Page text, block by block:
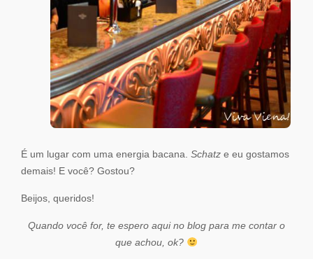
É um lugar com uma energia bacana. Schatz e eu gostamos
demais! E você? Gostou?
Beijos, queridos!
Quando você for, te espero aqui no blog para me contar o
que achou, ok?